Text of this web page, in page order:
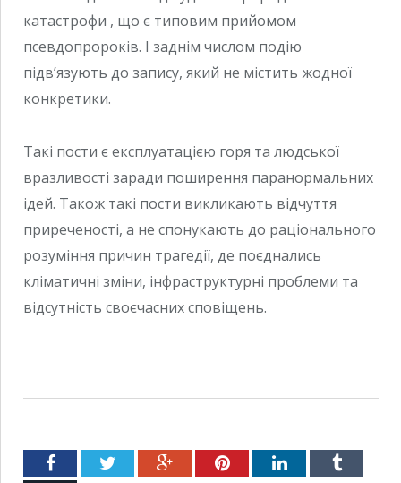
катастрофи , що є типовим прийомом
псевдопророків. І заднім числом подію
підв’язують до запису, який не містить жодної
конкретики.
Такі пости є експлуатацією горя та людської
вразливості заради поширення паранормальних
ідей. Також такі пости викликають відчуття
приреченості, а не спонукають до раціонального
розуміння причин трагедії, де поєднались
кліматичні зміни, інфраструктурні проблеми та
відсутність своєчасних сповіщень.
FacebookTwitter Google+PinterestLinkedInTumblr